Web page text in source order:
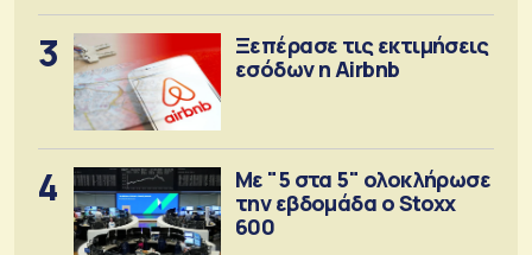
3
Ξεπέρασε τις εκτιμήσεις
εσόδων η Airbnb
4
Με "5 στα 5" ολοκλήρωσε
την εβδομάδα ο Stoxx
600